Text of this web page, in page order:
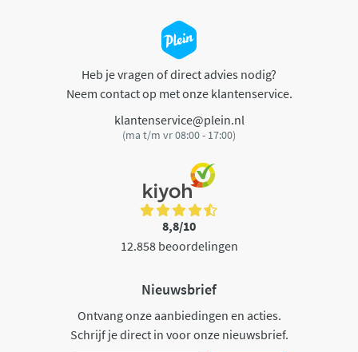
Heb je vragen of direct advies nodig?
Neem contact op met onze klantenservice.
klantenservice@plein.nl
(ma t/m vr 08:00 - 17:00)
8,8/10
12.858 beoordelingen
Nieuwsbrief
Ontvang onze aanbiedingen en acties.
Schrijf je direct in voor onze nieuwsbrief.